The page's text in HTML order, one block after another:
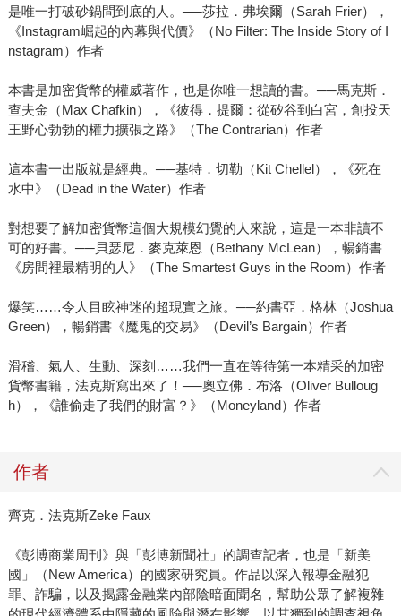
是唯一打破砂鍋問到底的人。──莎拉．弗埃爾（Sarah Frier），
《Instagram崛起的內幕與代價》（No Filter: The Inside Story of I
nstagram）作者
本書是加密貨幣的權威著作，也是你唯一想讀的書。──馬克斯．
查夫金（Max Chafkin），《彼得．提爾：從矽谷到白宮，創投天
王野心勃勃的權力擴張之路》（The Contrarian）作者
這本書一出版就是經典。──基特．切勒（Kit Chellel），《死在
水中》（Dead in the Water）作者
對想要了解加密貨幣這個大規模幻覺的人來說，這是一本非讀不
可的好書。──貝瑟尼．麥克萊恩（Bethany McLean），暢銷書
《房間裡最精明的人》（The Smartest Guys in the Room）作者
爆笑……令人目眩神迷的超現實之旅。──約書亞．格林（Joshua
Green），暢銷書《魔鬼的交易》（Devil’s Bargain）作者
滑稽、氣人、生動、深刻……我們一直在等待第一本精采的加密
貨幣書籍，法克斯寫出來了！──奧立佛．布洛（Oliver Bulloug
h），《誰偷走了我們的財富？》（Moneyland）作者
作者
齊克．法克斯Zeke Faux
《彭博商業周刊》與「彭博新聞社」的調查記者，也是「新美
國」（New America）的國家研究員。作品以深入報導金融犯
罪、詐騙，以及揭露金融業內部陰暗面聞名，幫助公眾了解複雜